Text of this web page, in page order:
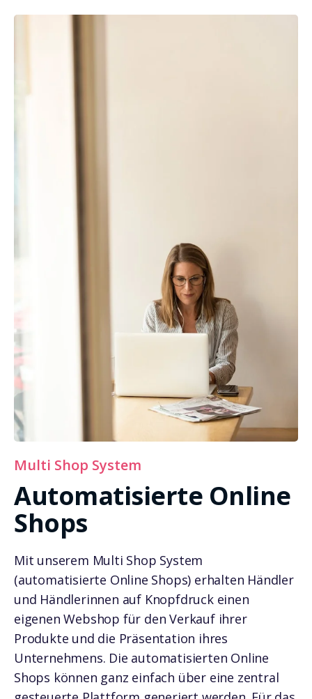
Multi Shop System
Automatisierte Online
Shops
Mit unserem Multi Shop System
(automatisierte Online Shops) erhalten Händler
und Händlerinnen auf Knopfdruck einen
eigenen Webshop für den Verkauf ihrer
Produkte und die Präsentation ihres
Unternehmens. Die automatisierten Online
Shops können ganz einfach über eine zentral